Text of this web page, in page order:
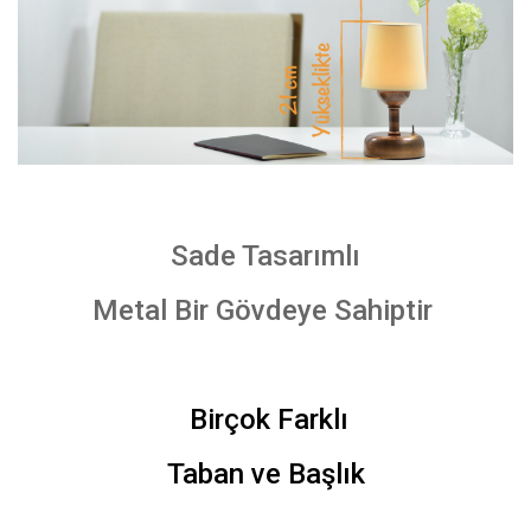
Sade Tasarımlı
Metal Bir Gövdeye Sahiptir
Birçok Farklı
Taban ve Başlık